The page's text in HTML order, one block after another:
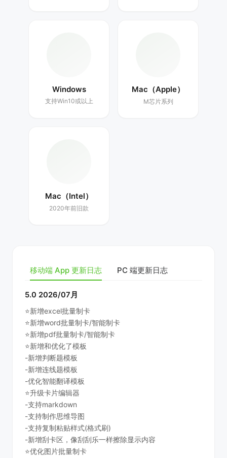
Windows
支持Win10或以上
Mac（Apple）
M芯片系列
Mac（Intel）
2020年前旧款
移动端 App 更新日志 PC 端更新日志
5.0 2026/07月
⭐️新增excel批量制卡
⭐️新增word批量制卡/智能制卡
⭐️新增pdf批量制卡/智能制卡
⭐️新增和优化了模板
-新增判断题模板
-新增连线题模板
-优化智能翻译模板
⭐️升级卡片编辑器
-支持markdown
-支持制作思维导图
-支持复制粘贴样式(格式刷)
-新增刮卡区，像刮刮乐一样擦除显示内容
⭐️优化图片批量制卡